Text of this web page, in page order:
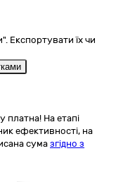
Експортувати їх чи
платна! На етапі
ефективності, на
сума згідно з